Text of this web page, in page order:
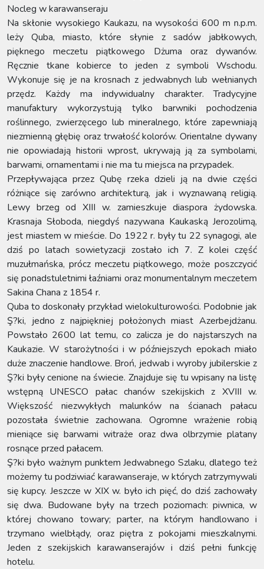
Nocleg w karawanseraju
Na skłonie wysokiego Kaukazu, na wysokości 600 m n.p.m.
leży Quba, miasto, które słynie z sadów jabłkowych,
pięknego meczetu piątkowego Dżuma oraz dywanów.
Ręcznie tkane kobierce to jeden z symboli Wschodu.
Wykonuje się je na krosnach z jedwabnych lub wełnianych
przędz. Każdy ma indywidualny charakter. Tradycyjne
manufaktury wykorzystują tylko barwniki pochodzenia
roślinnego, zwierzęcego lub mineralnego, które zapewniają
niezmienną głębię oraz trwałość kolorów. Orientalne dywany
nie opowiadają historii wprost, ukrywają ją za symbolami,
barwami, ornamentami i nie ma tu miejsca na przypadek.
Przepływająca przez Qubę rzeka dzieli ją na dwie części
różniące się zarówno architekturą, jak i wyznawaną religią.
Lewy brzeg od XIII w. zamieszkuje diaspora żydowska.
Krasnaja Słoboda, niegdyś nazywana Kaukaską Jerozolimą,
jest miastem w mieście. Do 1922 r. były tu 22 synagogi, ale
dziś po latach sowietyzacji zostało ich 7. Z kolei część
muzułmańska, prócz meczetu piątkowego, może poszczycić
się ponadstuletnimi łaźniami oraz monumentalnym meczetem
Sakina Chana z 1854 r.
Quba to doskonały przykład wielokulturowości. Podobnie jak
Ş?ki, jedno z najpiękniej położonych miast Azerbejdżanu.
Powstało 2600 lat temu, co zalicza je do najstarszych na
Kaukazie. W starożytności i w późniejszych epokach miało
duże znaczenie handlowe. Broń, jedwab i wyroby jubilerskie z
Ş?ki były cenione na świecie. Znajduje się tu wpisany na listę
wstępną UNESCO pałac chanów szekijskich z XVIII w.
Większość niezwykłych malunków na ścianach pałacu
pozostała świetnie zachowana. Ogromne wrażenie robią
mieniące się barwami witraże oraz dwa olbrzymie platany
rosnące przed pałacem.
Ş?ki było ważnym punktem Jedwabnego Szlaku, dlatego też
możemy tu podziwiać karawanseraje, w których zatrzymywali
się kupcy. Jeszcze w XIX w. było ich pięć, do dziś zachowały
się dwa. Budowane były na trzech poziomach: piwnica, w
której chowano towary; parter, na którym handlowano i
trzymano wielbłądy, oraz piętra z pokojami mieszkalnymi.
Jeden z szekijskich karawanserajów i dziś pełni funkcję
hotelu.